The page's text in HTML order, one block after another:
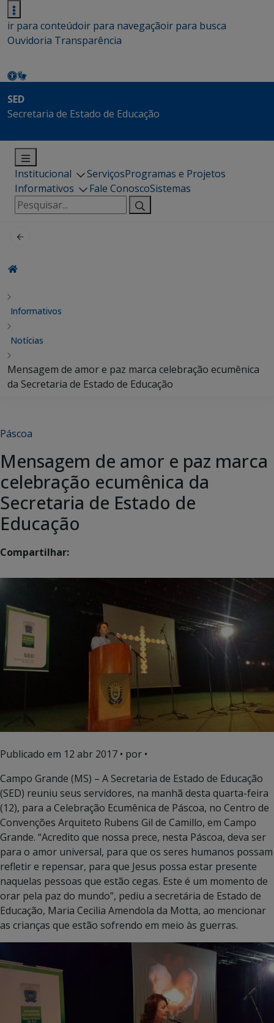
ir para conteúdoir para navegaçãoir para busca
Ouvidoria Transparência
SED
Secretaria de Estado de Educação
Institucional ServiçosProgramas e Projetos
Informativos
Fale ConoscoSistemas
Pesquisar
por:
Informativos
Notícias
Mensagem de amor e paz marca celebração ecumênica
da Secretaria de Estado de Educação
Páscoa
Mensagem de amor e paz marca
celebração ecumênica da
Secretaria de Estado de
Educação
Compartilhar:
Publicado em 12 abr 2017 • por •
Campo Grande (MS) – A Secretaria de Estado de Educação
(SED) reuniu seus servidores, na manhã desta quarta-feira
(12), para a Celebração Ecumênica de Páscoa, no Centro de
Convenções Arquiteto Rubens Gil de Camillo, em Campo
Grande. “Acredito que nossa prece, nesta Páscoa, deva ser
para o amor universal, para que os seres humanos possam
refletir e repensar, para que Jesus possa estar presente
naquelas pessoas que estão cegas. Este é um momento de
orar pela paz do mundo”, pediu a secretária de Estado de
Educação, Maria Cecilia Amendola da Motta, ao mencionar
as crianças que estão sofrendo em meio às guerras.